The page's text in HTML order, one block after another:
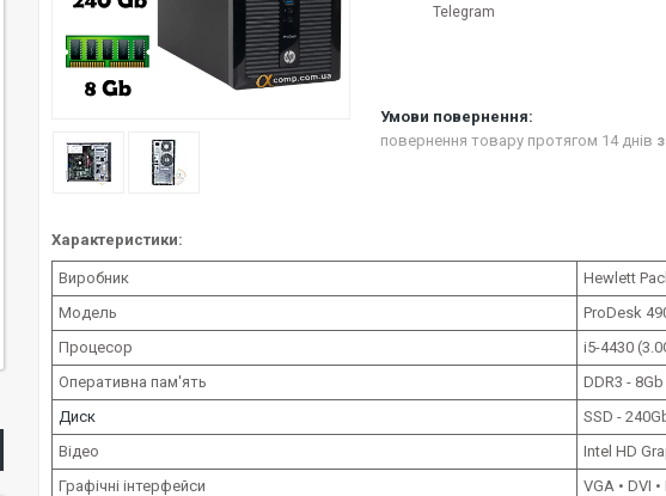
Telegram
повернення товару протягом 14 днів
Характеристики:
Виробник
Hewlett
Модель
ProDesk
Процесор
i5-4430
Оперативна пам'ять
DDR3 -
Диск
SSD -
Відео
Intel HD
Графічні інтерфейси
VGA • DVI